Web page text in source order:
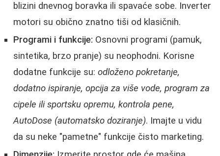
blizini dnevnog boravka ili spavaće sobe. Inverter
motori su obično znatno tiši od klasičnih.
Programi i funkcije: Osnovni programi (pamuk,
sintetika, brzo pranje) su neophodni. Korisne
dodatne funkcije su: odloženo pokretanje,
dodatno ispiranje, opcija za više vode, program za
cipele ili sportsku opremu, kontrola pene,
AutoDose (automatsko doziranje). Imajte u vidu
da su neke "pametne" funkcije čisto marketing.